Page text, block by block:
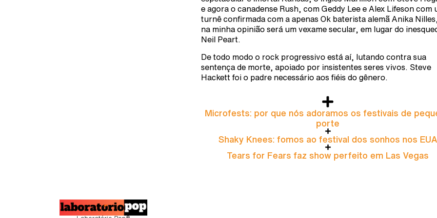
e agora o canadense Rush, com Geddy Lee e Alex Lifeson com
turnê confirmada com a apenas Ok baterista alemã Anika
na minha opinião será um vexame secular, em lugar do
Neil Peart.
De todo modo o rock progressivo está aí, lutando contra sua
sentença de morte, apoiado por insistentes seres vivos. Steve
Hackett foi o padre necessário aos fiéis do gênero.
Microfests: por que nós adoramos os festivais de
porte
Shaky Knees: fomos ao festival dos sonhos nos EUA
Tears for Fears faz show perfeito em Las Vegas